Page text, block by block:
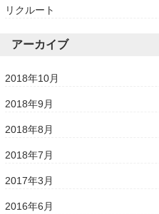
リクルート
アーカイブ
2018年10月
2018年9月
2018年8月
2018年7月
2017年3月
2016年6月